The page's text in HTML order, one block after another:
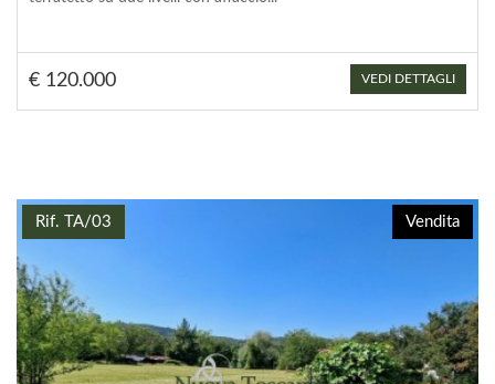
€ 120.000 VEDI DETTAGLI
Vendita
Rif. TA/03